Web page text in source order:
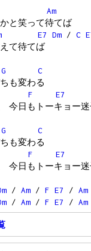
Am
と笑って待てば
E7 Dm / C
て待てば
G
C
も変わる
F E7
今日もトーキョー迷
G
C
も変わる
F E7
今日もトーキョー迷
/ Am / F E7 / Am
/ Am / F E7 / Am